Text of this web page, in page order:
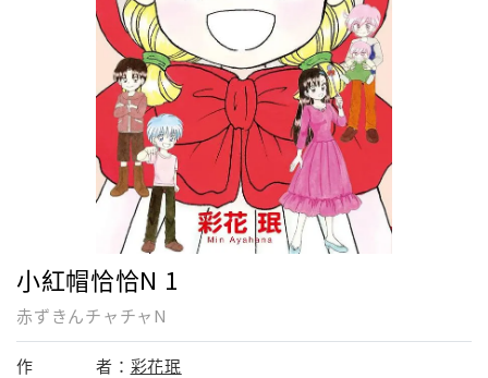
小紅帽恰恰N 1
赤ずきんチャチャN
作 者： 彩花珉